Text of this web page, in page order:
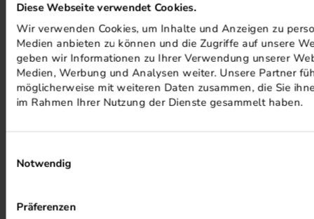
Diese Webseite verwendet Cookies.
Wir verwenden Cookies, um Inhalte und Anzeigen zu
Medien anbieten zu können und die Zugriffe auf unsere
geben wir Informationen zu Ihrer Verwendung unserer
Medien, Werbung und Analysen weiter. Unsere Partner
möglicherweise mit weiteren Daten zusammen, die Sie
im Rahmen Ihrer Nutzung der Dienste gesammelt haben.
Notwendig
Präferenzen
PHOTOVOLTAIK ANLAGEN